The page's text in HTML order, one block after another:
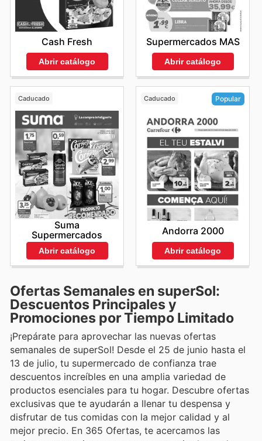
Cash Fresh
Abrir catálogo
Supermercados MAS
Abrir catálogo
Caducado
Suma
Supermercados
Abrir catálogo
Caducado Popular
Andorra 2000
Abrir catálogo
Ofertas Semanales en superSol:
Descuentos Principales y
Promociones por Tiempo Limitado
¡Prepárate para aprovechar las nuevas ofertas
semanales de superSol! Desde el 25 de junio hasta el
13 de julio, tu supermercado de confianza trae
descuentos increíbles en una amplia variedad de
productos esenciales para tu hogar. Descubre ofertas
exclusivas que te ayudarán a llenar tu despensa y
disfrutar de tus comidas con la mejor calidad y al
mejor precio. En 365 Ofertas, te acercamos las